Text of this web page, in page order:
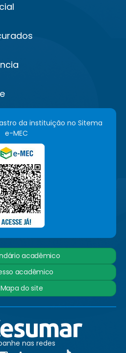
da instituição no Sitema
e-MEC
acadêmico
acadêmico
do site
nas redes